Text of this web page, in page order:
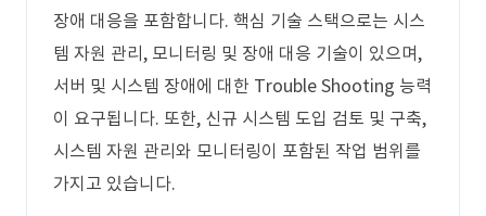
장애 대응을 포함합니다. 핵심 기술 스택으로는 시스
템 자원 관리, 모니터링 및 장애 대응 기술이 있으며,
서버 및 시스템 장애에 대한 Trouble Shooting 능력
이 요구됩니다. 또한, 신규 시스템 도입 검토 및 구축,
시스템 자원 관리와 모니터링이 포함된 작업 범위를
가지고 있습니다.